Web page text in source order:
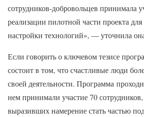
сотрудников-добровольцев принимала
реализации пилотной части проекта
настройки технологий», — уточнила
Если говорить о ключевом тезисе
состоит в том, что счастливые люди
своей деятельности. Программа
нем принимали участие 70 сотрудников,
выразивших намерение стать частью